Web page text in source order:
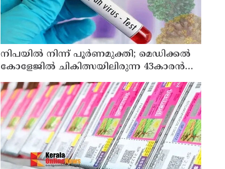
നിപയിൽ നിന്ന് പൂർണമുക്തി; മെഡിക്കൽ
കോളേജിൽ ചികിത്സയിലിരുന്ന 43കാരൻ
വീട്ടിലേക്ക് മടങ്ങി